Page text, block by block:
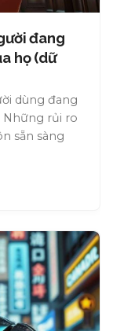
đang
họ (dữ
dùng đang
Những rủi ro
sẵn sàng